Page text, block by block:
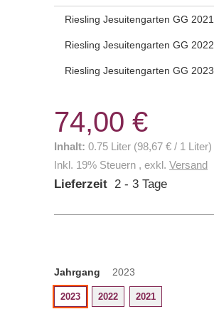
Riesling Jesuitengarten GG 2021
Riesling Jesuitengarten GG 2022
Riesling Jesuitengarten GG 2023
74,00 €
Inhalt: 0.75 Liter (98,67 € / 1 Liter)
Inkl. 19% Steuern , exkl. Versand
Lieferzeit 2 - 3 Tage
Jahrgang 2023
2023 2022 2021